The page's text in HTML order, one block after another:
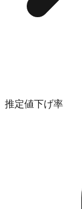
推定値下げ率